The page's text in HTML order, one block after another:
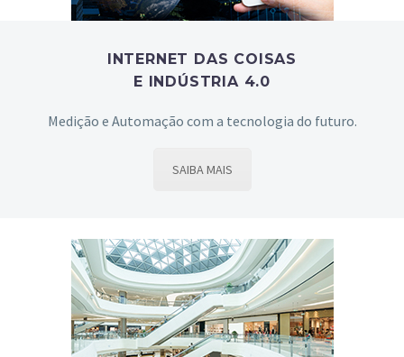
INTERNET DAS COISAS
E INDÚSTRIA 4.0
Medição e Automação com a tecnologia do futuro.
SAIBA MAIS